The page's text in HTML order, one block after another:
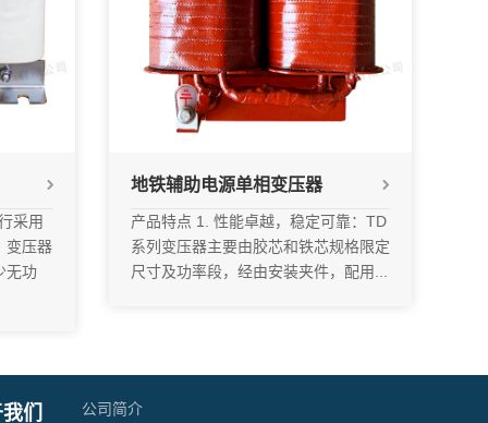
采用
变压器
无功
地铁辅助电源单相变压器
产品特点 1. 性能卓越，稳定可靠：TD
系列变压器主要由胶芯和铁芯规格限定
尺寸及功率段，经由安装夹件，配用...
们 公司简介